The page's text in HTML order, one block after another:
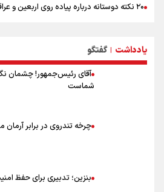
۲۰ نکته دوستانه درباره پیاده روی اربعین و عراقی ها
توصیه های کاربردی برای زائران در پیاده روی
یادداشت | گفتگو
آقای رئیس‌جمهور! چشمان
شماست
چرخه تندروی در برابر
بنزین؛ تدبیری برای حفظ